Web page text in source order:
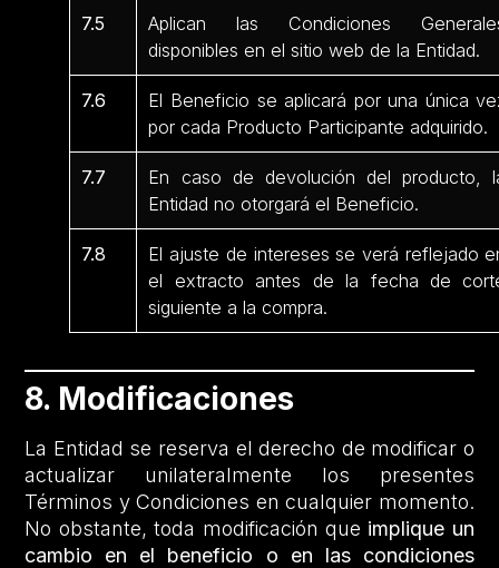
7.5
Aplican las Condiciones
disponibles en el sitio web de la Entidad.
7.6
El Beneficio se aplicará por una única
por cada Producto Participante adquirido.
7.7
En caso de devolución del producto,
Entidad no otorgará el Beneficio.
7.8
El ajuste de intereses se verá reflejado
el extracto antes de la fecha de
siguiente a la compra.
8. Modificaciones
La Entidad se reserva el derecho de modificar o
actualizar unilateralmente los presentes
Términos y Condiciones en cualquier momento.
No obstante, toda modificación que implique un
cambio en el beneficio o en las condiciones